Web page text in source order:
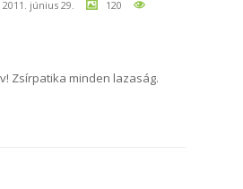
2011. június 29.
120
Zsírpatika minden lazaság.